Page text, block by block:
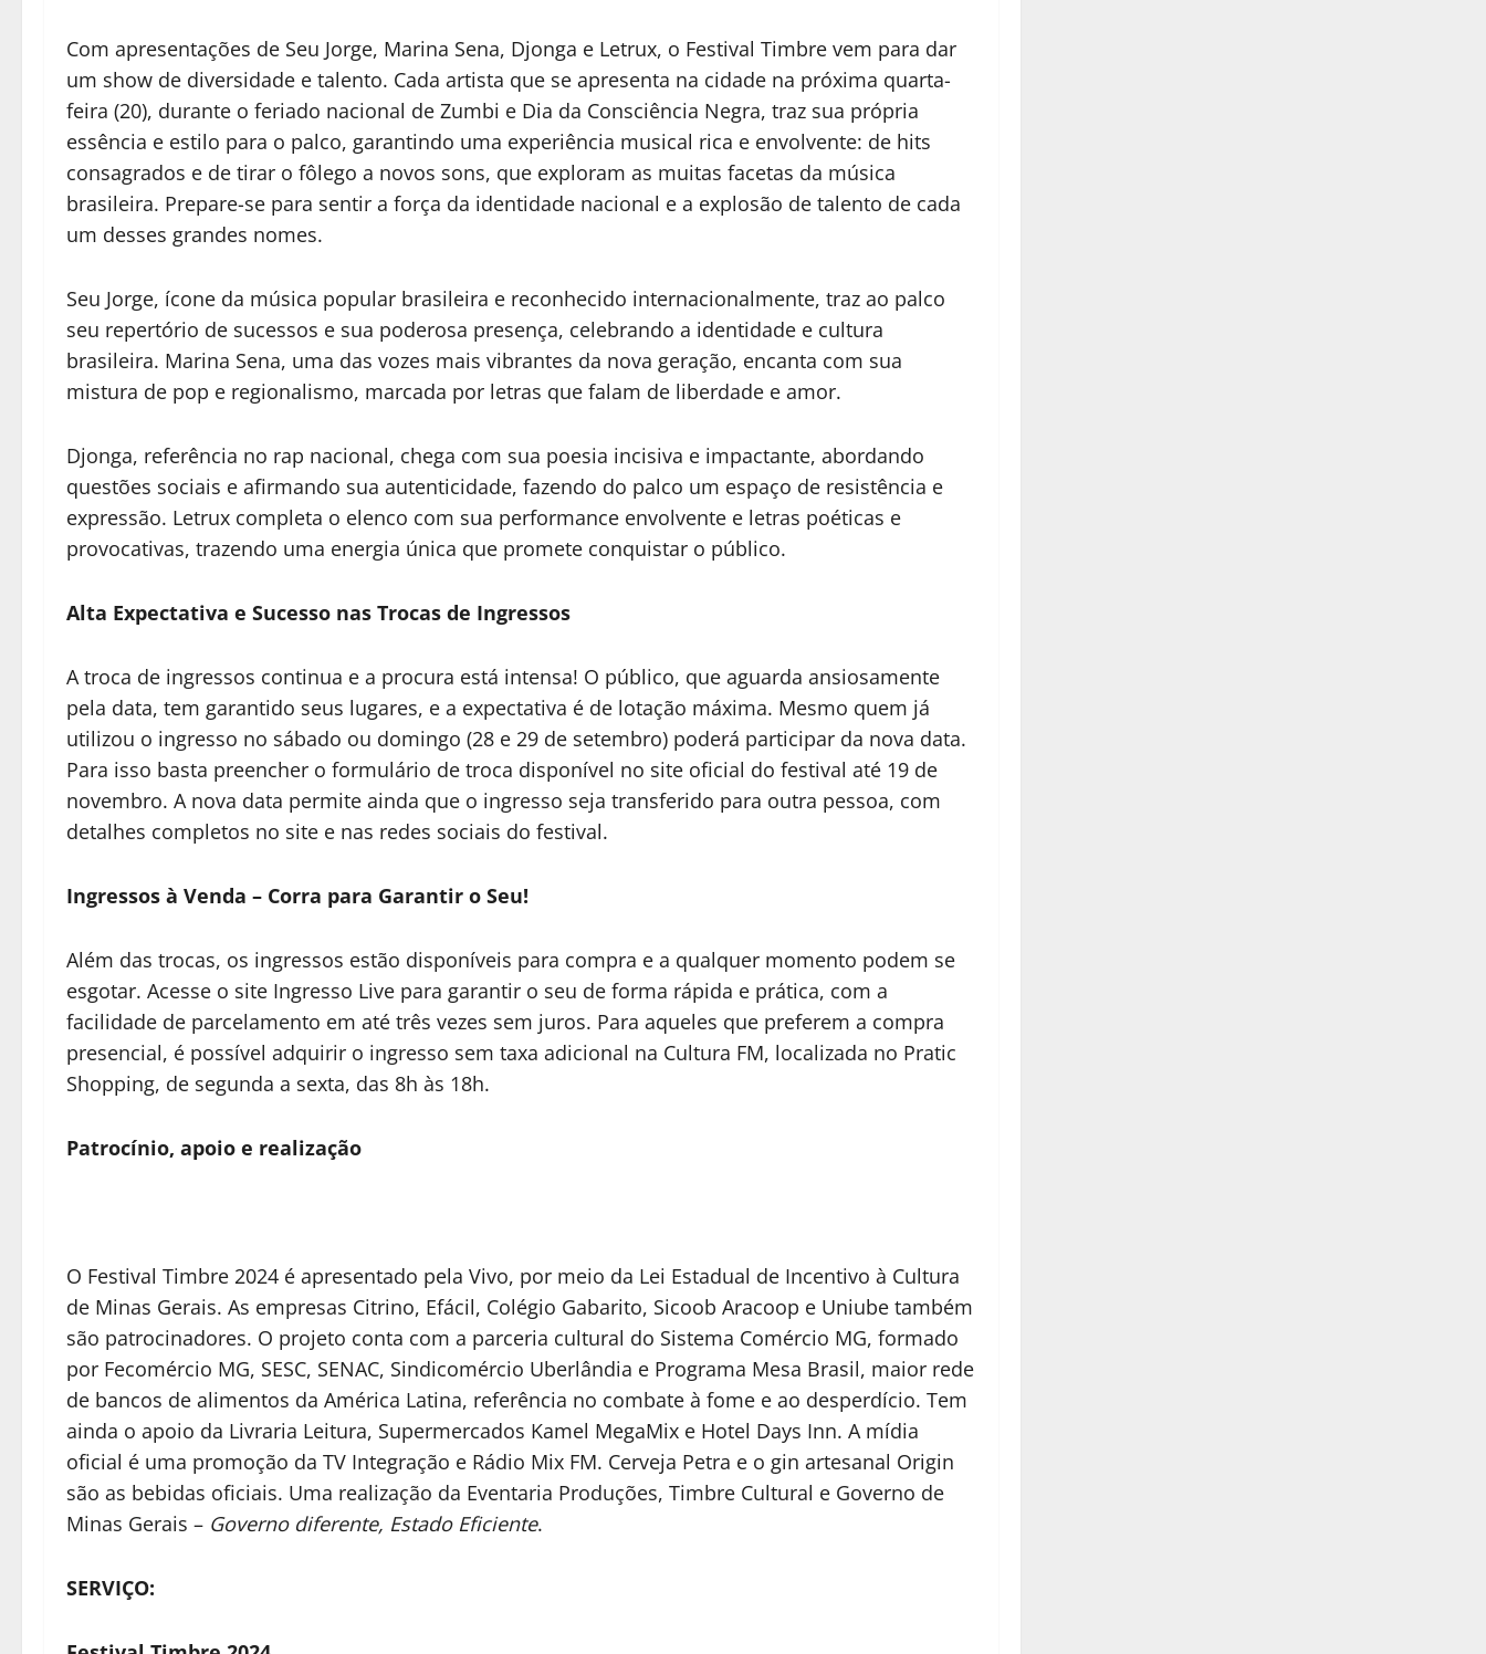
Com apresentações de Seu Jorge, Marina Sena, Djonga e Letrux, o Festival Timbre vem para dar
um show de diversidade e talento. Cada artista que se apresenta na cidade na próxima quarta-
feira (20), durante o feriado nacional de Zumbi e Dia da Consciência Negra, traz sua própria
essência e estilo para o palco, garantindo uma experiência musical rica e envolvente: de hits
consagrados e de tirar o fôlego a novos sons, que exploram as muitas facetas da música
brasileira. Prepare-se para sentir a força da identidade nacional e a explosão de talento de cada
um desses grandes nomes.
Seu Jorge, ícone da música popular brasileira e reconhecido internacionalmente, traz ao palco
seu repertório de sucessos e sua poderosa presença, celebrando a identidade e cultura
brasileira. Marina Sena, uma das vozes mais vibrantes da nova geração, encanta com sua
mistura de pop e regionalismo, marcada por letras que falam de liberdade e amor.
Djonga, referência no rap nacional, chega com sua poesia incisiva e impactante, abordando
questões sociais e afirmando sua autenticidade, fazendo do palco um espaço de resistência e
expressão. Letrux completa o elenco com sua performance envolvente e letras poéticas e
provocativas, trazendo uma energia única que promete conquistar o público.
Alta Expectativa e Sucesso nas Trocas de Ingressos
A troca de ingressos continua e a procura está intensa! O público, que aguarda ansiosamente
pela data, tem garantido seus lugares, e a expectativa é de lotação máxima. Mesmo quem já
utilizou o ingresso no sábado ou domingo (28 e 29 de setembro) poderá participar da nova data.
Para isso basta preencher o formulário de troca disponível no site oficial do festival até 19 de
novembro. A nova data permite ainda que o ingresso seja transferido para outra pessoa, com
detalhes completos no site e nas redes sociais do festival.
Ingressos à Venda – Corra para Garantir o Seu!
Além das trocas, os ingressos estão disponíveis para compra e a qualquer momento podem se
esgotar. Acesse o site Ingresso Live para garantir o seu de forma rápida e prática, com a
facilidade de parcelamento em até três vezes sem juros. Para aqueles que preferem a compra
presencial, é possível adquirir o ingresso sem taxa adicional na Cultura FM, localizada no Pratic
Shopping, de segunda a sexta, das 8h às 18h.
Patrocínio, apoio e realização
O Festival Timbre 2024 é apresentado pela Vivo, por meio da Lei Estadual de Incentivo à Cultura
de Minas Gerais. As empresas Citrino, Efácil, Colégio Gabarito, Sicoob Aracoop e Uniube também
são patrocinadores. O projeto conta com a parceria cultural do Sistema Comércio MG, formado
por Fecomércio MG, SESC, SENAC, Sindicomércio Uberlândia e Programa Mesa Brasil, maior rede
de bancos de alimentos da América Latina, referência no combate à fome e ao desperdício. Tem
ainda o apoio da Livraria Leitura, Supermercados Kamel MegaMix e Hotel Days Inn. A mídia
oficial é uma promoção da TV Integração e Rádio Mix FM. Cerveja Petra e o gin artesanal Origin
são as bebidas oficiais. Uma realização da Eventaria Produções, Timbre Cultural e Governo de
Minas Gerais – Governo diferente, Estado Eficiente.
SERVIÇO: